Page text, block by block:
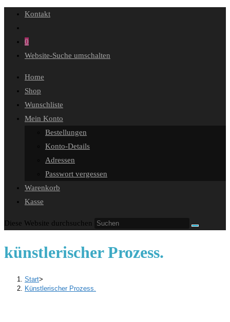
Kontakt
0
Website-Suche umschalten
Home
Shop
Wunschliste
Mein Konto
Bestellungen
Konto-Details
Adressen
Passwort vergessen
Warenkorb
Kasse
Diese Website durchsuchen
künstlerischer Prozess.
Start>
Künstlerischer Prozess.